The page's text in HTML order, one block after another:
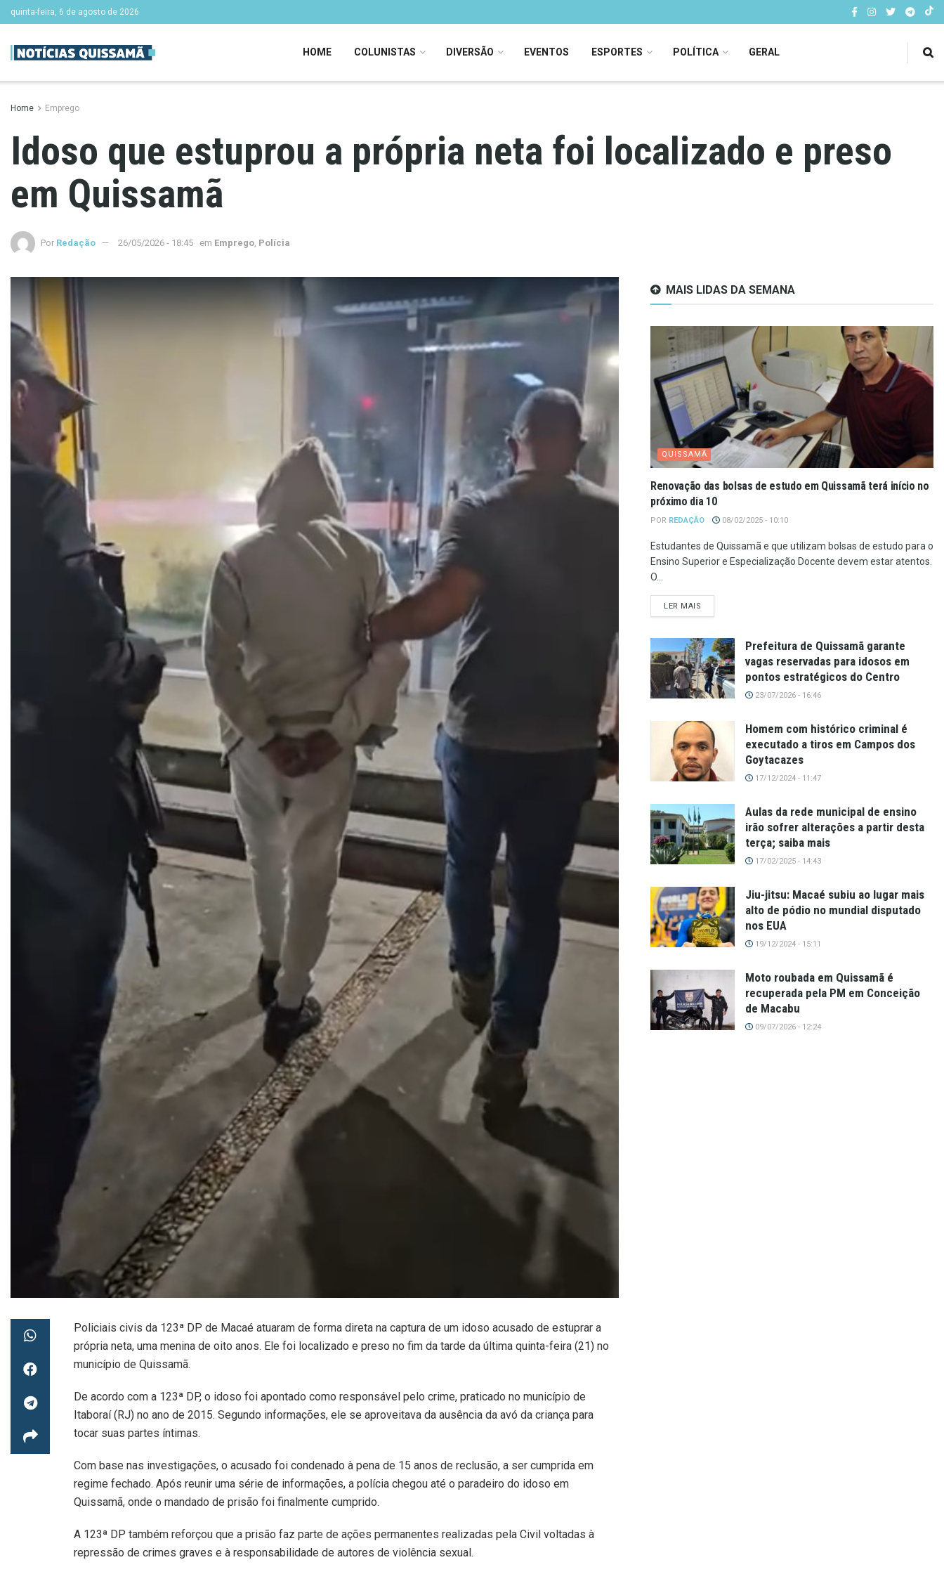
quinta-feira, 6 de agosto de 2026
HOME COLUNISTAS DIVERSÃO EVENTOS ESPORTES POLÍTICA GERAL
Home Emprego
Idoso que estuprou a própria neta foi localizado e preso
em Quissamã
Por Redação 26/05/2026 - 18:45 em Emprego, Polícia
Policiais civis da 123ª DP de Macaé atuaram de forma direta na captura de um idoso acusado de estuprar a
própria neta, uma menina de oito anos. Ele foi localizado e preso no fim da tarde da última quinta-feira (21) no
município de Quissamã.
De acordo com a 123ª DP, o idoso foi apontado como responsável pelo crime, praticado no município de
Itaboraí (RJ) no ano de 2015. Segundo informações, ele se aproveitava da ausência da avó da criança para
tocar suas partes íntimas.
Com base nas investigações, o acusado foi condenado à pena de 15 anos de reclusão, a ser cumprida em
regime fechado. Após reunir uma série de informações, a polícia chegou até o paradeiro do idoso em
Quissamã, onde o mandado de prisão foi finalmente cumprido.
A 123ª DP também reforçou que a prisão faz parte de ações permanentes realizadas pela Civil voltadas à
repressão de crimes graves e à responsabilidade de autores de violência sexual.
MAIS LIDAS DA SEMANA
QUISSAMÃ
Renovação das bolsas de estudo em Quissamã terá início no
próximo dia 10
POR REDAÇÃO 08/02/2025 - 10:10
Estudantes de Quissamã e que utilizam bolsas de estudo para o
Ensino Superior e Especialização Docente devem estar atentos.
O...
LER MAIS
Prefeitura de Quissamã garante
vagas reservadas para idosos em
pontos estratégicos do Centro
23/07/2026 - 16:46
Homem com histórico criminal é
executado a tiros em Campos dos
Goytacazes
17/12/2024 - 11:47
Aulas da rede municipal de ensino
irão sofrer alterações a partir desta
terça; saiba mais
17/02/2025 - 14:43
Jiu-jitsu: Macaé subiu ao lugar mais
alto de pódio no mundial disputado
nos EUA
19/12/2024 - 15:11
Moto roubada em Quissamã é
recuperada pela PM em Conceição
de Macabu
09/07/2026 - 12:24